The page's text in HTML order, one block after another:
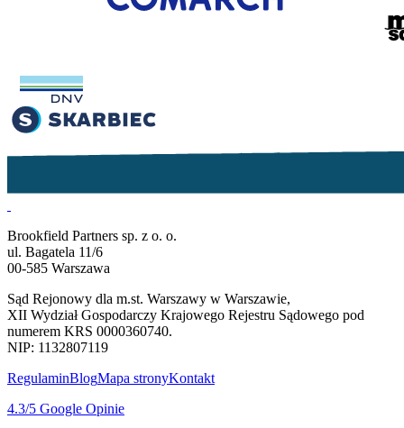
Brookfield Partners sp. z o. o.
ul. Bagatela 11/6
00-585 Warszawa
Sąd Rejonowy dla m.st. Warszawy w Warszawie,
XII Wydział Gospodarczy Krajowego Rejestru Sądowego pod
numerem KRS 0000360740.
NIP: 1132807119
RegulaminBlogMapa stronyKontakt
4.3/5 Google Opinie